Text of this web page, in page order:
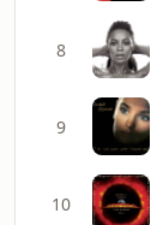
8
9
10